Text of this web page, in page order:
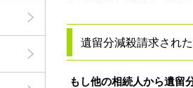
遺留分減殺請求され
もし他の相続人から遺留